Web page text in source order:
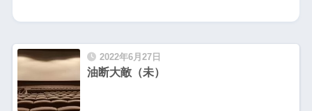
2022年6月27日
油断大敵（未）